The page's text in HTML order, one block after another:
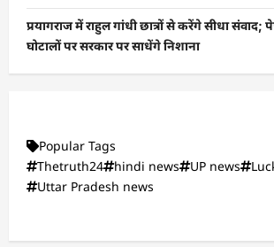
प्रयागराज में राहुल गांधी छात्रों से करेंगे सीधा संवाद;
घोटालों पर सरकार पर साधेंगे निशाना
Popular Tags
Thetruth24
hindi news UP news
Uttar Pradesh news